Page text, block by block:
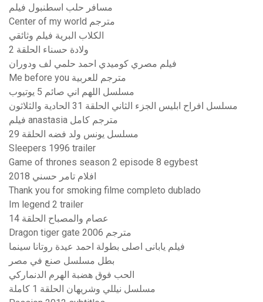
مسافر حلب اسطنبول فيلم
Center of my world مترجم
الكلاب البرية فيلم وثائقي
ولادة حسناء الحلقة 2
فيلم مصري كوميدي احمد حلمي لف ودوران
Me before you مترجم للعربية
مسلسل اللهم اني صائم 5 يوتيوب
مسلسل افراح ابليس الجزء الثاني الحلقة 31 الحادية والثلاثون
فيلم anastasia مترجم كامل
مسلسل يونس ولد فضه الحلقة 29
Sleepers 1996 trailer
Game of thrones season 2 episode 8 egybest
افلام تامر حسني 2018
Thank you for smoking filme completo dublado
Im legend 2 trailer
عصام والمصباح الحلقة 14
Dragon tiger gate 2006 مترجم
فيلم يابانى اصلى بطولة احمد عيدة روتانا سينما
بطل مسلسل صنع في مصر
الحب فوق هضبة الهرم الدنماركي
مسلسل نيللي وشريهان الحلقة 1 كاملة